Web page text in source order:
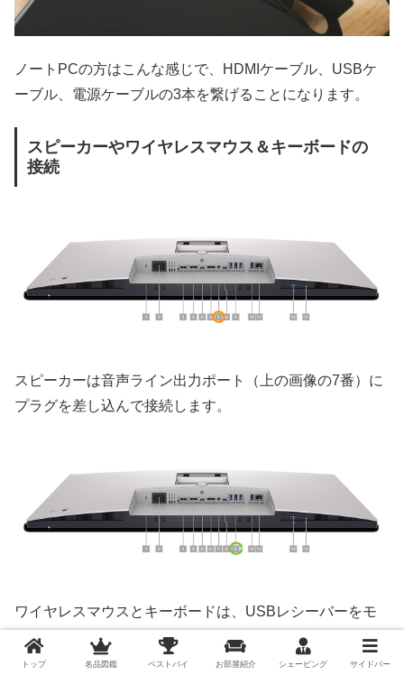
ノートPCの方はこんな感じで、HDMIケーブル、USBケ
ーブル、電源ケーブルの3本を繋げることになります。
スピーカーやワイヤレスマウス＆キーボードの
接続
スピーカーは音声ライン出力ポート（上の画像の7番）に
プラグを差し込んで接続します。
ワイヤレスマウスとキーボードは、USBレシーバーをモ
ニターのUSBポート（上の画像の9番）に差し込みます。
トップ 名品図鑑 ベストバイ お部屋紹介 シェービング サイドバー